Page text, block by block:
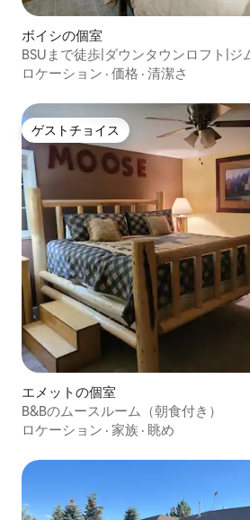
ボイシの個室
BSUまで徒歩|ダウンタウンロフト|ジ
ロケーション · 価格 · 清潔さ
ゲストチョイス
ゲストチョイス
エメットの個室
B&Bのムースルーム（朝食付き）
ロケーション · 家族 · 眺め